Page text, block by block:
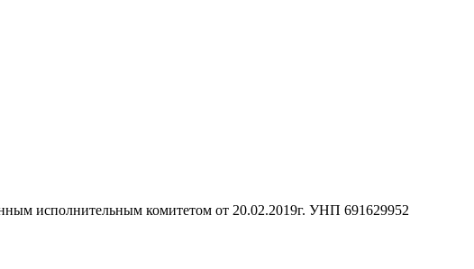
исполнительным комитетом от 20.02.2019г. УНП 691629952